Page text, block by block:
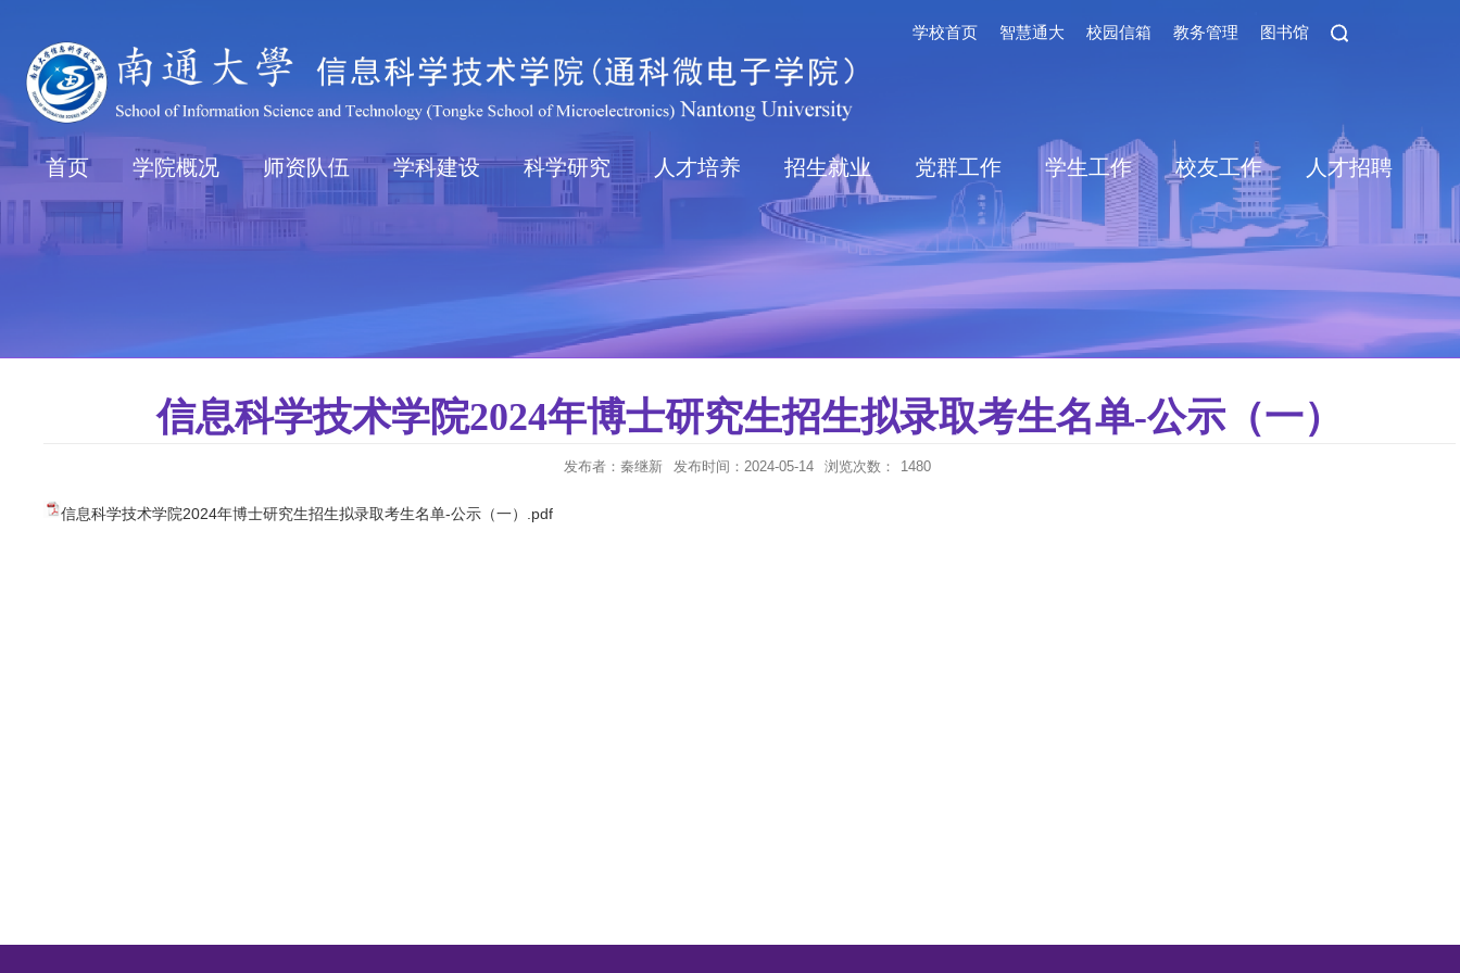
学校首页 智慧通大 校园信箱 教务管理 图书馆
首页 学院概况 师资队伍 学科建设 科学研究 人才培养 招生就业 党群工作 学生工作 校友工作 人才招聘
信息科学技术学院2024年博士研究生招生拟录取考生名单-公示（一）
发布者：秦继新 发布时间：2024-05-14 浏览次数： 1480
信息科学技术学院2024年博士研究生招生拟录取考生名单-公示（一）.pdf